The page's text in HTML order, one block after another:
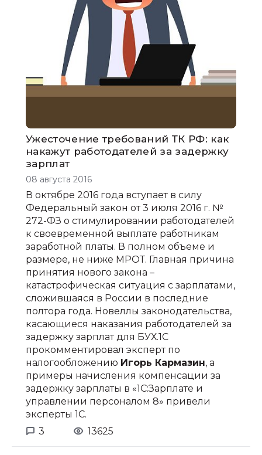
Ужесточение требований ТК РФ: как
накажут работодателей за задержку
зарплат
08 августа 2016
В октябре 2016 года вступает в силу
Федеральный закон от 3 июля 2016 г. №
272-ФЗ о стимулировании работодателей
к своевременной выплате работникам
заработной платы. В полном объеме и
размере, не ниже МРОТ. Главная причина
принятия нового закона –
катастрофическая ситуация с зарплатами,
сложившаяся в России в последние
полтора года. Новеллы законодательства,
касающиеся наказания работодателей за
задержку зарплат для БУХ.1С
прокомментировал эксперт по
налогообложению Игорь Кармазин, а
примеры начисления компенсации за
задержку зарплаты в «1С:Зарплате и
управлении персоналом 8» привели
эксперты 1С.
3
13625